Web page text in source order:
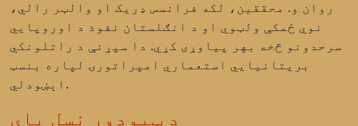
روان و. محققین، لکه فرانسس ډریک او والټر رالي،
نوي ځمکې ولټوي او د انګلستان نفوذ د اوروپایي
سرحدونو څخه بهر پیاوړی کړي. دا سپړنې د راتلونکي
بریتانیایي استعماري امپراتورۍ لپاره بنسټ
اېښودلي.
د ټیودور نسل پای